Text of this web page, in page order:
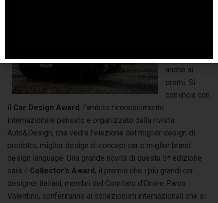
dedicato
anche ai
premi. Si
comincia con
il Car Design Award, l’ambito riconoscimento
internazionale pensato e organizzato dalla rivista
Auto&Design, che vedrà l’elezione del miglior design di
prodotto, miglior design di concept car e miglior brand
design language. Una grande novità di questa 5ª edizione
sarà il Collector’s Award, il premio che i più grandi car
designer italiani, membri del Comitato d’Onore Parco
Valentino, conferiranno ai collezionisti internazionali che si